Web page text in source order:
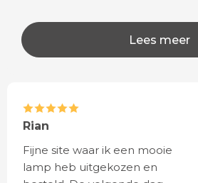
Lees meer
Rian
Fijne site waar ik een mooie
lamp heb uitgekozen en